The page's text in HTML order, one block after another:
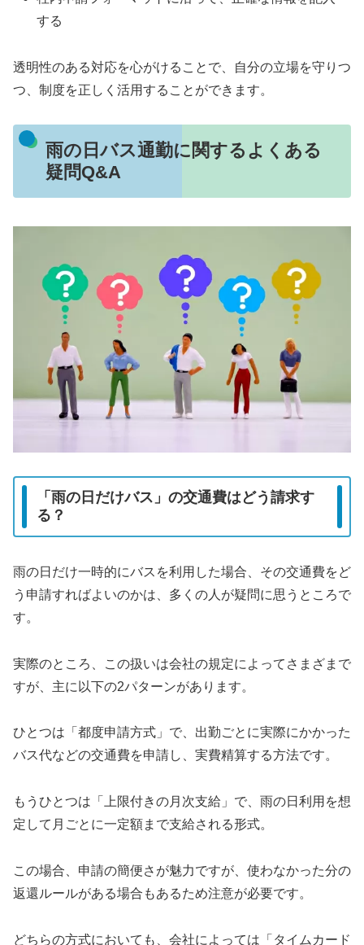
する
透明性のある対応を心がけることで、自分の立場を守りつ
つ、制度を正しく活用することができます。
雨の日バス通勤に関するよくある
疑問Q&A
「雨の日だけバス」の交通費はどう請求す
る？
雨の日だけ一時的にバスを利用した場合、その交通費をど
う申請すればよいのかは、多くの人が疑問に思うところで
す。
実際のところ、この扱いは会社の規定によってさまざまで
すが、主に以下の2パターンがあります。
ひとつは「都度申請方式」で、出勤ごとに実際にかかった
バス代などの交通費を申請し、実費精算する方法です。
もうひとつは「上限付きの月次支給」で、雨の日利用を想
定して月ごとに一定額まで支給される形式。
この場合、申請の簡便さが魅力ですが、使わなかった分の
返還ルールがある場合もあるため注意が必要です。
どちらの方式においても、会社によっては「タイムカード